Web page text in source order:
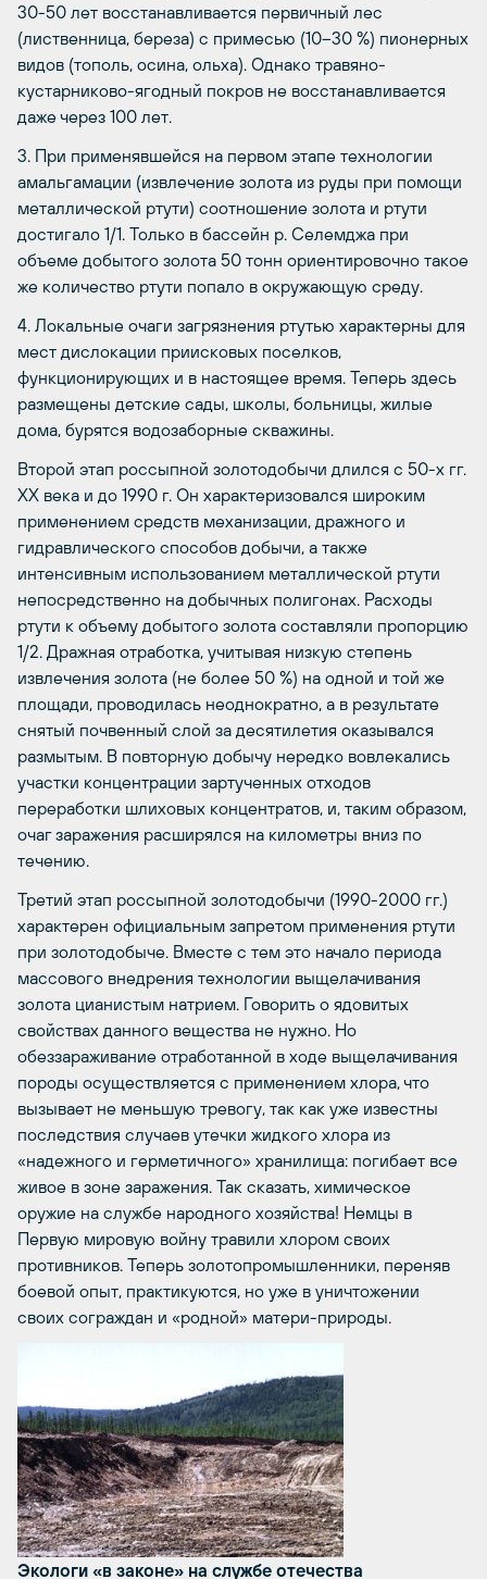
30-50 лет восстанавливается первичный лес
(лиственница, береза) с примесью (10–30 %) пионерных
видов (тополь, осина, ольха). Однако травяно-
кустарниково-ягодный покров не восстанавливается
даже через 100 лет.
3. При применявшейся на первом этапе технологии
амальгамации (извлечение золота из руды при помощи
металлической ртути) соотношение золота и ртути
достигало 1/1. Только в бассейн р. Селемджа при
объеме добытого золота 50 тонн ориентировочно такое
же количество ртути попало в окружающую среду.
4. Локальные очаги загрязнения ртутью характерны для
мест дислокации приисковых поселков,
функционирующих и в настоящее время. Теперь здесь
размещены детские сады, школы, больницы, жилые
дома, бурятся водозаборные скважины.
Второй этап россыпной золотодобычи длился с 50-х гг.
ХХ века и до 1990 г. Он характеризовался широким
применением средств механизации, дражного и
гидравлического способов добычи, а также
интенсивным использованием металлической ртути
непосредственно на добычных полигонах. Расходы
ртути к объему добытого золота составляли пропорцию
1/2. Дражная отработка, учитывая низкую степень
извлечения золота (не более 50 %) на одной и той же
площади, проводилась неоднократно, а в результате
снятый почвенный слой за десятилетия оказывался
размытым. В повторную добычу нередко вовлекались
участки концентрации зартученных отходов
переработки шлиховых концентратов, и, таким образом,
очаг заражения расширялся на километры вниз по
течению.
Третий этап россыпной золотодобычи (1990-2000 гг.)
характерен официальным запретом применения ртути
при золотодобыче. Вместе с тем это начало периода
массового внедрения технологии выщелачивания
золота цианистым натрием. Говорить о ядовитых
свойствах данного вещества не нужно. Но
обеззараживание отработанной в ходе выщелачивания
породы осуществляется с применением хлора, что
вызывает не меньшую тревогу, так как уже известны
последствия случаев утечки жидкого хлора из
«надежного и герметичного» хранилища: погибает все
живое в зоне заражения. Так сказать, химическое
оружие на службе народного хозяйства! Немцы в
Первую мировую войну травили хлором своих
противников. Теперь золотопромышленники, переняв
боевой опыт, практикуются, но уже в уничтожении
своих сограждан и «родной» матери-природы.
Экологи «в законе» на службе отечества